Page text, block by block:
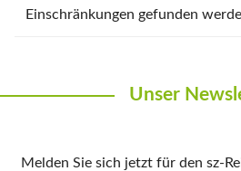
Einschränkungen gefunden
Unser
Melden Sie sich jetzt für den sz-